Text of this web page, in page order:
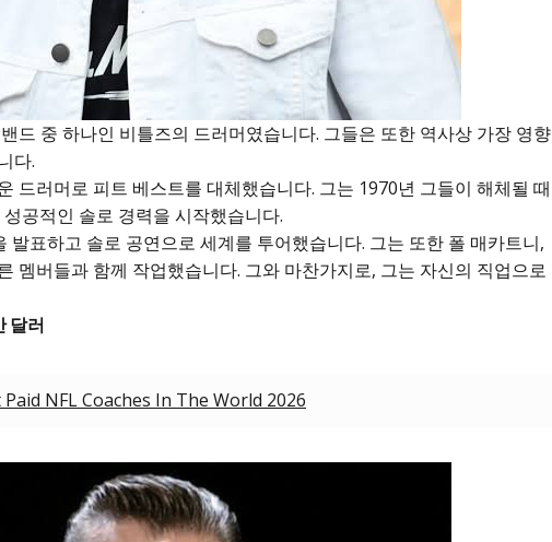
드 중 하나인 비틀즈의 드러머였습니다. 그들은 또한 역사상 가장 영향
다.
드러머로 피트 베스트를 대체했습니다. 그는 1970년 그들이 해체될 때
공적인 솔로 경력을 시작했습니다.
발표하고 솔로 공연으로 세계를 투어했습니다. 그는 또한 폴 매카트니,
멤버들과 함께 작업했습니다. 그와 마찬가지로, 그는 자신의 직업으로
달러
NFL Coaches In The World 2026